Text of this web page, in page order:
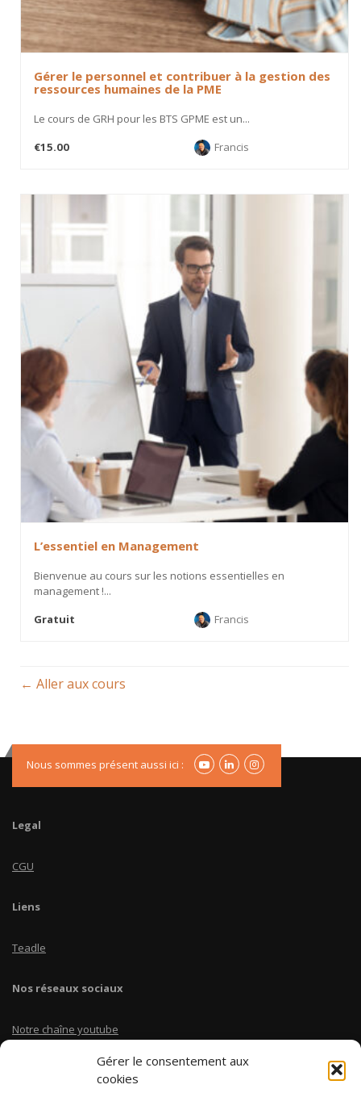
Gérer le consentement aux
cookies
Gérer le personnel et contribuer à la gestion des
ressources humaines de la PME
Le cours de GRH pour les BTS GPME est un...
€15.00
Francis
L’essentiel en Management
Bienvenue au cours sur les notions essentielles en
management !...
Gratuit
Francis
Aller aux cours
Nous sommes présent aussi ici :
Legal
CGU
Liens
Teadle
Nos réseaux sociaux
Notre chaîne youtube